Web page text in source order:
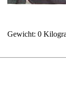
Gewicht: 0